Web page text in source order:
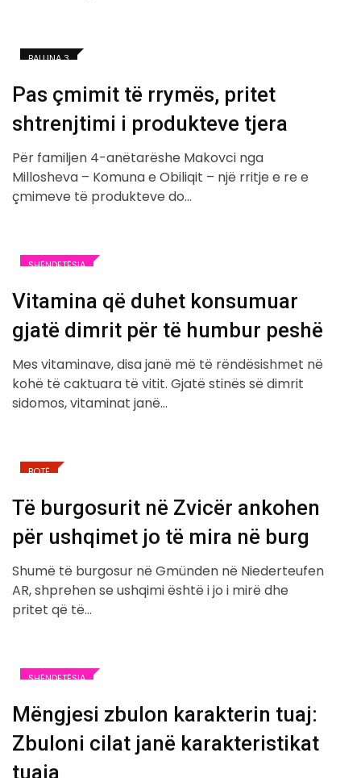
BALLINA 3
Pas çmimit të rrymës, pritet
shtrenjtimi i produkteve tjera
Për familjen 4-anëtarëshe Makovci nga
Millosheva – Komuna e Obiliqit – një rritje e re e
çmimeve të produkteve do…
SHËNDETËSIA
Vitamina që duhet konsumuar
gjatë dimrit për të humbur peshë
Mes vitaminave, disa janë më të rëndësishmet në
kohë të caktuara të vitit. Gjatë stinës së dimrit
sidomos, vitaminat janë…
BOTË
Të burgosurit në Zvicër ankohen
për ushqimet jo të mira në burg
Shumë të burgosur në Gmünden në Niederteufen
AR, shprehen se ushqimi është i jo i mirë dhe
pritet që të…
SHËNDETËSIA
Mëngjesi zbulon karakterin tuaj:
Zbuloni cilat janë karakteristikat
tuaja